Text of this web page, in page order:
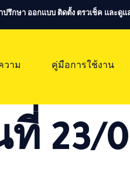
ปรึกษา ออกแบบ ติดตั้ง ตรวเช็ค และ
วาม
คู่มือการใช้งาน
23/